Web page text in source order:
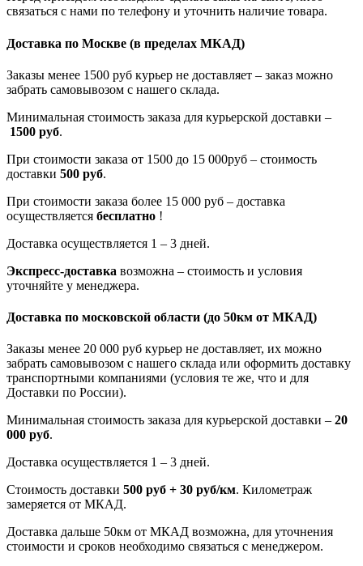
связаться с нами по телефону и уточнить наличие товара.
Доставка по Москве (в пределах МКАД)
Заказы менее 1500 руб курьер не доставляет – заказ можно
забрать самовывозом с нашего склада.
Минимальная стоимость заказа для курьерской доставки –
1500 руб.
При стоимости заказа от 1500 до 15 000руб – стоимость
доставки 500 руб.
При стоимости заказа более 15 000 руб – доставка
осуществляется бесплатно !
Доставка осуществляется 1 – 3 дней.
Экспресс-доставка возможна – стоимость и условия
уточняйте у менеджера.
Доставка по московской области (до 50км от МКАД)
Заказы менее 20 000 руб курьер не доставляет, их можно
забрать самовывозом с нашего склада или оформить доставку
транспортными компаниями (условия те же, что и для
Доставки по России).
Минимальная стоимость заказа для курьерской доставки – 20
000 руб.
Доставка осуществляется 1 – 3 дней.
Стоимость доставки 500 руб + 30 руб/км. Километраж
замеряется от МКАД.
Доставка дальше 50км от МКАД возможна, для уточнения
стоимости и сроков необходимо связаться с менеджером.